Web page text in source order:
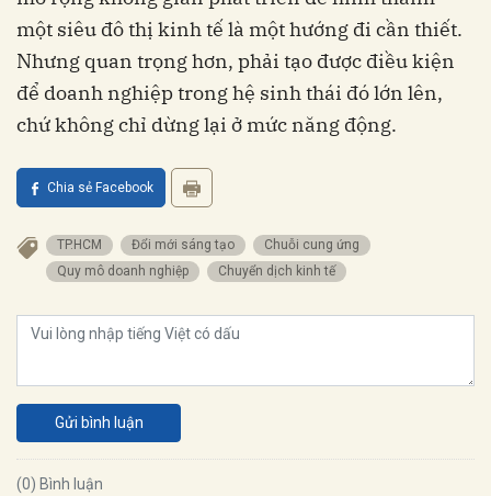
một siêu đô thị kinh tế là một hướng đi cần thiết.
Nhưng quan trọng hơn, phải tạo được điều kiện
để doanh nghiệp trong hệ sinh thái đó lớn lên,
chứ không chỉ dừng lại ở mức năng động.
Chia sẻ Facebook
TP.HCM Đổi mới sáng tạo
Chuỗi cung ứng
Quy mô doanh nghiệp
Chuyển dịch kinh tế
Gửi bình luận
(0) Bình luận